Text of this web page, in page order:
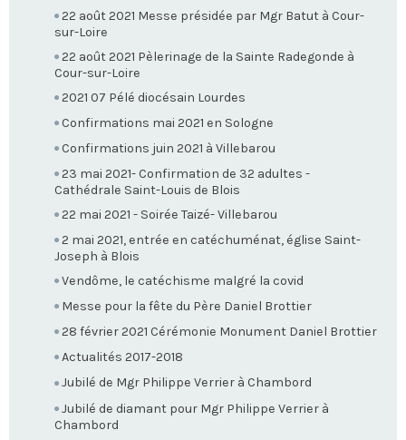
22 août 2021 Messe présidée par Mgr Batut à Cour-
sur-Loire
22 août 2021 Pèlerinage de la Sainte Radegonde à
Cour-sur-Loire
2021 07 Pélé diocésain Lourdes
Confirmations mai 2021 en Sologne
Confirmations juin 2021 à Villebarou
23 mai 2021- Confirmation de 32 adultes -
Cathédrale Saint-Louis de Blois
22 mai 2021 - Soirée Taizé- Villebarou
2 mai 2021, entrée en catéchuménat, église Saint-
Joseph à Blois
Vendôme, le catéchisme malgré la covid
Messe pour la fête du Père Daniel Brottier
28 février 2021 Cérémonie Monument Daniel Brottier
Actualités 2017-2018
Jubilé de Mgr Philippe Verrier à Chambord
Jubilé de diamant pour Mgr Philippe Verrier à
Chambord